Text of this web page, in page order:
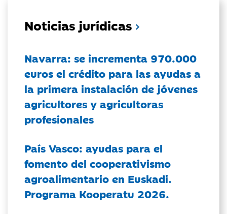
Noticias jurídicas
Navarra: se incrementa 970.000
euros el crédito para las ayudas a
la primera instalación de jóvenes
agricultores y agricultoras
profesionales
País Vasco: ayudas para el
fomento del cooperativismo
agroalimentario en Euskadi.
Programa Kooperatu 2026.